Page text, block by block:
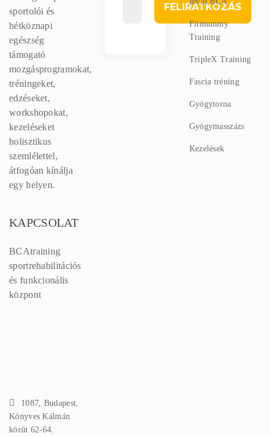
sportolói és
hétköznapi
egészség
támogató
mozgásprogramokat,
tréningeket,
edzéseket,
workshopokat,
kezeléseket
holisztikus
szemlélettel,
átfogóan kínálja
egy helyen.
Fitmummy
Training
TripleX Training
Fascia tréning
Gyógytorna
Gyógymasszázs
Kezelések
KAPCSOLAT
BCAtraining
sportrehabilitációs
és funkcionális
központ
1087, Budapest,
Könyves Kálmán
körút 62-64.